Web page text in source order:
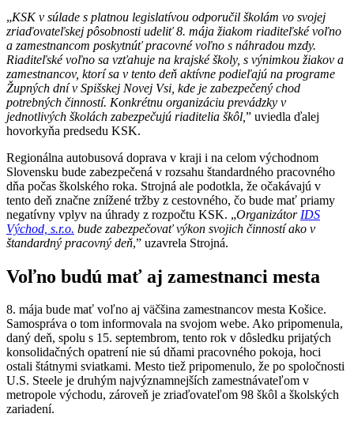
„KSK v súlade s platnou legislatívou odporučil školám vo svojej
zriaďovateľskej pôsobnosti udeliť 8. mája žiakom riaditeľské voľno
a zamestnancom poskytnúť pracovné voľno s náhradou mzdy.
Riaditeľské voľno sa vzťahuje na krajské školy, s výnimkou žiakov a
zamestnancov, ktorí sa v tento deň aktívne podieľajú na programe
Župných dní v Spišskej Novej Vsi, kde je zabezpečený chod
potrebných činností. Konkrétnu organizáciu prevádzky v
jednotlivých školách zabezpečujú riaditelia škôl, ” uviedla ďalej
hovorkyňa predsedu KSK.
Regionálna autobusová doprava v kraji i na celom východnom
Slovensku bude zabezpečená v rozsahu štandardného pracovného
dňa počas školského roka. Strojná ale podotkla, že očakávajú v
tento deň značne znížené tržby z cestovného, čo bude mať priamy
negatívny vplyv na úhrady z rozpočtu KSK. „Organizátor IDS
Východ, s.r.o. bude zabezpečovať výkon svojich činností ako v
štandardný pracovný deň,” uzavrela Strojná.
Voľno budú mať aj zamestnanci mesta
8. mája bude mať voľno aj väčšina zamestnancov mesta Košice.
Samospráva o tom informovala na svojom webe. Ako pripomenula,
daný deň, spolu s 15. septembrom, tento rok v dôsledku prijatých
konsolidačných opatrení nie sú dňami pracovného pokoja, hoci
ostali štátnymi sviatkami. Mesto tiež pripomenulo, že po spoločnosti
U.S. Steele je druhým najvýznamnejších zamestnávateľom v
metropole východu, zároveň je zriaďovateľom 98 škôl a školských
zariadení.